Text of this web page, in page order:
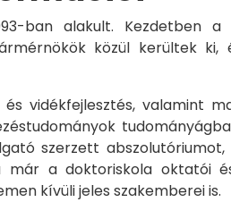
ban alakult. Kezdetben
közül kerültek
vidékfejlesztés, valamint
szerzett
a doktoriskola oktatói
kívüli jeles szakemberei is.